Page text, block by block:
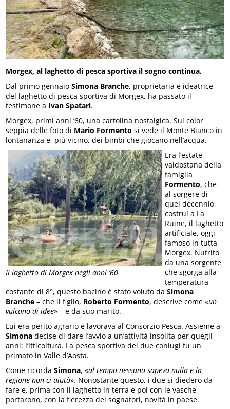
Morgex, al laghetto di pesca sportiva il sogno continua.
Dal primo gennaio Simona Branche, proprietaria e ideatrice
del laghetto di pesca sportiva di Morgex, ha passato il
testimone a Ivan Spatari.
Morgex, primi anni ’60, una cartolina nostalgica. Sul color
seppia delle foto di Mario Formento si vede il Monte Bianco in
lontananza e, più vicino, dei bimbi che giocano nell’acqua.
Il laghetto di Morgex negli anni ’60
Era l’estate
valdostana della
famiglia
Formento, che
al sorgere di
quel decennio,
costruì a La
Ruine, il laghetto
artificiale, oggi
famoso in tutta
Morgex. Nutrito
da una sorgente
che sgorga alla
temperatura
costante di 8°, questo bacino è stato voluto daSimona
Branche – che il figlio, Roberto Formento, descrive come «un
vulcano di idee» – e da suo marito.
Lui era perito agrario e lavorava al Consorzio Pesca. Assieme a
Simona decise di dare l’avvio a un’attività insolita per quegli
anni: l’itticoltura. La pesca sportiva dei due coniugi fu un
primato in Valle d’Aosta.
Come ricordaSimona, «al tempo nessuno sapeva nulla e la
regione non ci aiutò». Nonostante questo, i due si diedero da
fare e, prima con il laghetto in terra e poi con le vasche,
portarono, con la fierezza dei sognatori, novità in paese.